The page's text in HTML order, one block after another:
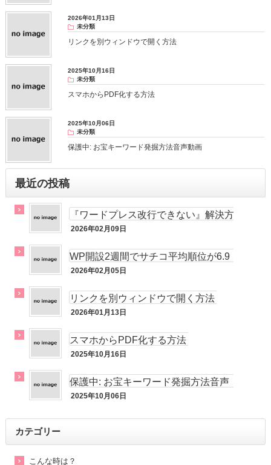
2026年01月13日
未分類
リンクを別ウィンドウで開く方法
2025年10月16日
未分類
スマホからPDF化する方法
2025年10月06日
未分類
保護中: お宝キーワード発掘方法音声動画
最近の投稿
『ワードプレス改行できない』解決方
法！
2026年02月09日
WP開設2週間でサチコ平均順位が6.9
位!!
2026年02月05日
リンクを別ウィンドウで開く方法
2026年01月13日
スマホからPDF化する方法
2025年10月16日
保護中: お宝キーワード発掘方法音声
動画
2025年10月06日
カテゴリー
こんな時は？